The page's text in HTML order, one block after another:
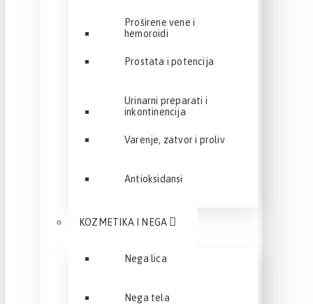
Proširene vene i
hemoroidi
Prostata i potencija
Urinarni preparati i
inkontinencija
Varenje, zatvor i proliv
Antioksidansi
KOZMETIKA I NEGA
Nega lica
Nega tela